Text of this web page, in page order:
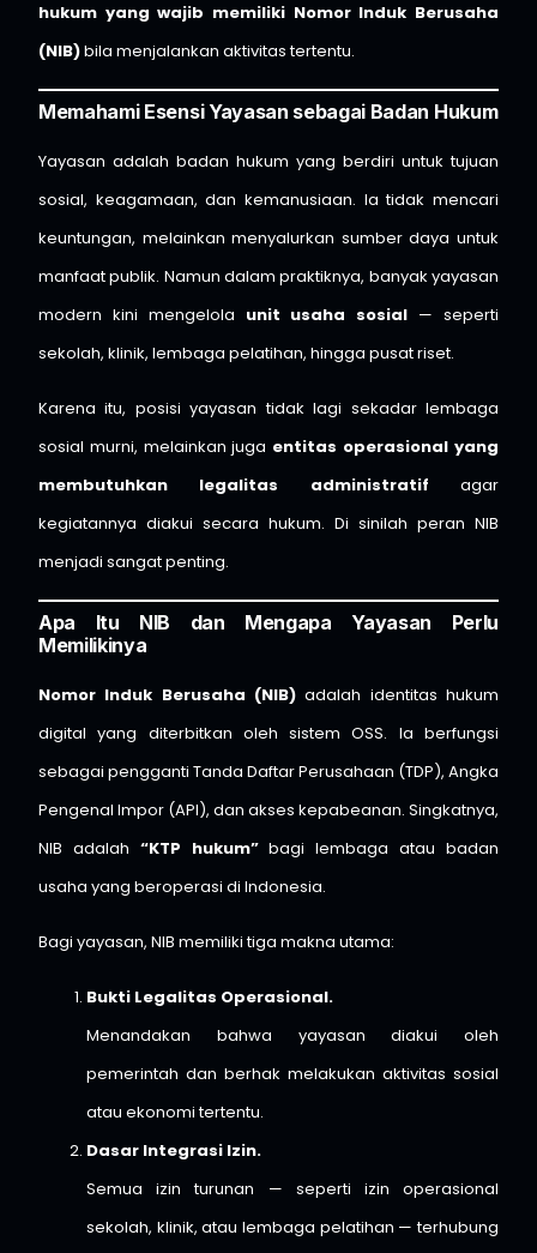
hukum yang wajib memiliki Nomor Induk Berusaha
(NIB)bila menjalankan aktivitas tertentu.
Memahami Esensi Yayasan sebagai Badan Hukum
Yayasan adalah badan hukum yang berdiri untuk tujuan
sosial, keagamaan, dan kemanusiaan. Ia tidak mencari
keuntungan, melainkan menyalurkan sumber daya untuk
manfaat publik. Namun dalam praktiknya, banyak yayasan
modern kini mengelola unit usaha sosial — seperti
sekolah, klinik, lembaga pelatihan, hingga pusat riset.
Karena itu, posisi yayasan tidak lagi sekadar lembaga
sosial murni, melainkan juga entitas operasional yang
membutuhkan legalitas administratif agar
kegiatannya diakui secara hukum. Di sinilah peran NIB
menjadi sangat penting.
Apa Itu NIB dan Mengapa Yayasan Perlu
Memilikinya
Nomor Induk Berusaha (NIB) adalah identitas hukum
digital yang diterbitkan oleh sistem OSS. Ia berfungsi
sebagai pengganti Tanda Daftar Perusahaan (TDP), Angka
Pengenal Impor (API), dan akses kepabeanan. Singkatnya,
NIB adalah “KTP hukum”bagi lembaga atau badan
usaha yang beroperasi di Indonesia.
Bagi yayasan, NIB memiliki tiga makna utama:
Bukti Legalitas Operasional.
Menandakan bahwa yayasan diakui oleh
pemerintah dan berhak melakukan aktivitas sosial
atau ekonomi tertentu.
Dasar Integrasi Izin.
Semua izin turunan — seperti izin operasional
sekolah, klinik, atau lembaga pelatihan — terhubung